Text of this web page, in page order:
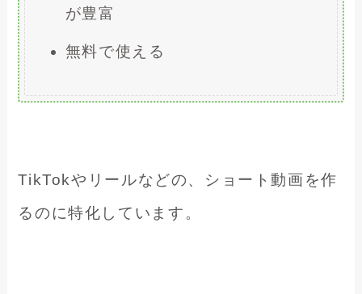
が豊富
無料で使える
TikTokやリールなどの、ショート動画を作
るのに特化しています。